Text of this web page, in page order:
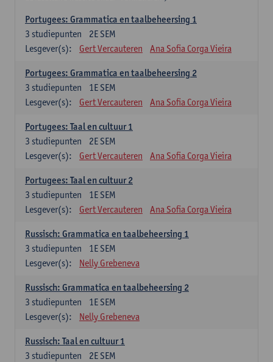
Portugees: Grammatica en taalbeheersing 1
2E SEM
3 studiepunten
Lesgever(s):
Gert Vercauteren Ana Sofia Corga Vieira
Portugees: Grammatica en taalbeheersing 2
1E SEM
3 studiepunten
Lesgever(s):
Gert Vercauteren Ana Sofia Corga Vieira
Portugees: Taal en cultuur 1
2E SEM
3 studiepunten
Lesgever(s):
Gert Vercauteren Ana Sofia Corga Vieira
Portugees: Taal en cultuur 2
1E SEM
3 studiepunten
Lesgever(s):
Gert Vercauteren Ana Sofia Corga Vieira
Russisch: Grammatica en taalbeheersing 1
1E SEM
3 studiepunten
Lesgever(s):
Nelly Grebeneva
Russisch: Grammatica en taalbeheersing 2
1E SEM
3 studiepunten
Lesgever(s):
Nelly Grebeneva
Russisch: Taal en cultuur 1
2E SEM
3 studiepunten